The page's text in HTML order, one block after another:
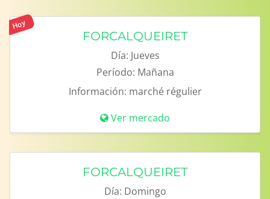
Hoy
FORCALQUEIRET
Día: Jueves
Período: Mañana
Información: marché régulier
Ver mercado
FORCALQUEIRET
Día: Domingo